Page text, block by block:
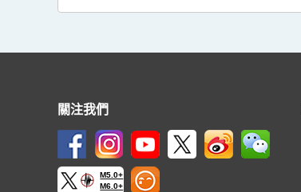
關注我們
M5.0+
M6.0+